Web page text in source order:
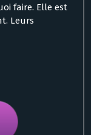
faire. Elle est
Leurs